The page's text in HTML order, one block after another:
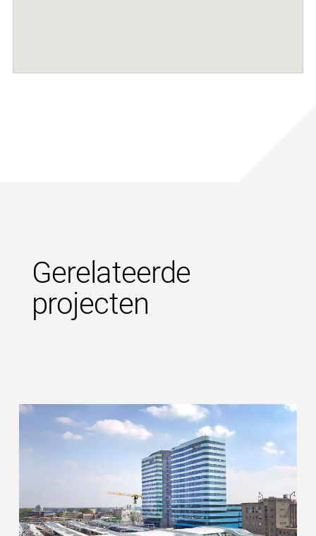
Gerelateerde
projecten